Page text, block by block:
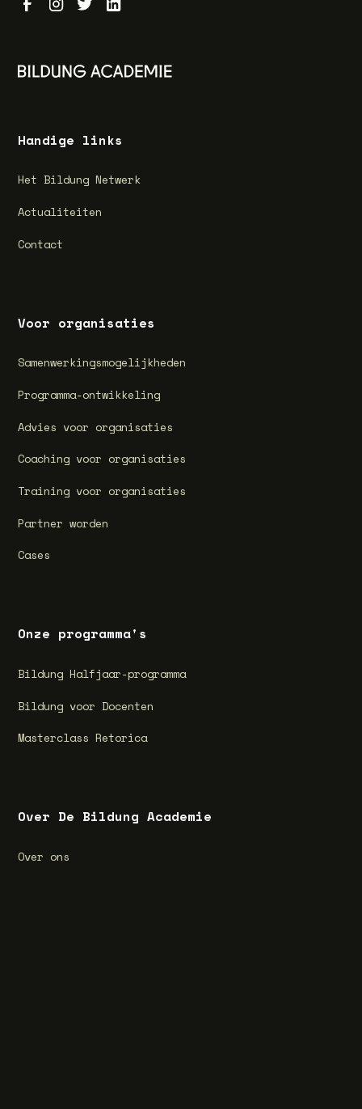
Handige links
Het Bildung Netwerk
Actualiteiten
Contact
Voor organisaties
Samenwerkingsmogelijkheden
Programma-ontwikkeling
Advies voor organisaties
Coaching voor organisaties
Training voor organisaties
Partner worden
Cases
Onze programma's
Bildung Halfjaar-programma
Bildung voor Docenten
Masterclass Retorica
Over De Bildung Academie
Over ons